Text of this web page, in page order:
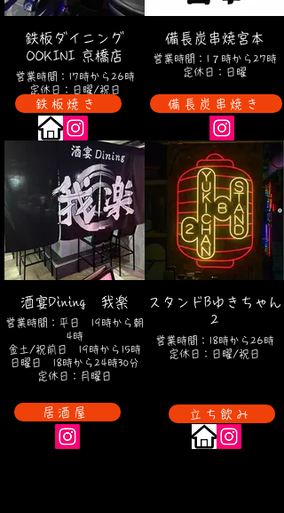
鉄板ダイニング
OOKINI 京橋店
営業時間：17時から26時
定休日：日曜/祝日
備長炭串焼宮本
営業時間：1７時から27時
定休日：日曜
酒宴Dining 我楽
営業時間：平日 19時から朝
4時
金土/祝前日 19時から15時
日曜日 18時から24時30分
定休日：月曜日
スタンドBゆきちゃん
2
営業時間：18時から26時
定休日：日曜/祝日
鉄板焼き
居酒屋
備長炭串焼き
立ち飲み